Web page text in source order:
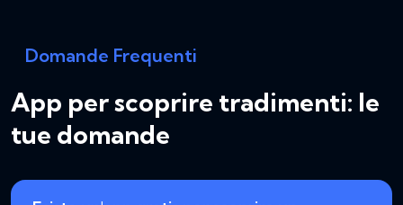
Domande Frequenti
App per scoprire tradimenti: le
tue domande